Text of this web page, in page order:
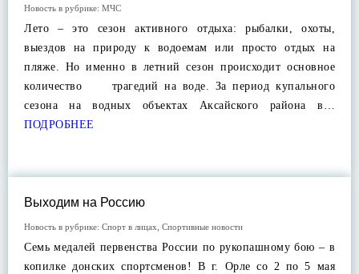
Новость в рубрике: МЧС
Лето – это сезон активного отдыха: рыбалки, охоты,
выездов на природу к водоемам или просто отдых на
пляже. Но именно в летний сезон происходит основное
количество трагедий на воде. За период купального
сезона на водных объектах Аксайского района в…
ПОДРОБНЕЕ
Выходим на Россию
Новость в рубрике: Спорт в лицах Спортивные новости
Семь медалей первенства России по рукопашному бою – в
копилке донских спортсменов! В г. Орле со 2 по 5 мая